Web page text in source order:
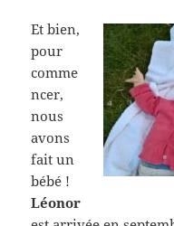
Et bien,
pour
comme
ncer,
nous
avons
fait un
bébé !
Léonor